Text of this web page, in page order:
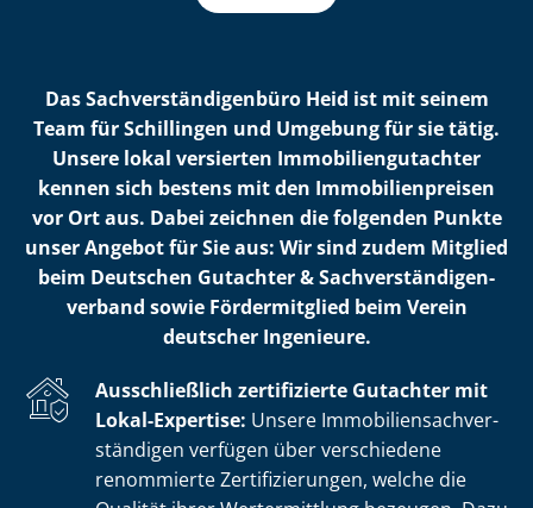
Das Sach­ver­stän­di­gen­bü­ro Heid ist mit seinem
Team für Schillingen und Umgebung für sie tätig.
Unsere lokal versierten Im­mo­bi­li­en­gut­ach­ter
kennen sich bestens mit den Im­mo­bi­li­en­prei­sen
vor Ort aus. Dabei zeichnen die folgenden Punkte
unser Angebot für Sie aus: Wir sind zudem Mitglied
beim Deutschen Gutachter & Sach­ver­stän­di­gen­
ver­band sowie Fördermitglied beim Verein
deutscher Ingenieure.
Ausschließlich zertifizierte Gutachter mit
Lokal-Expertise: Unsere Im­mo­bi­li­en­sach­ver­
stän­di­gen verfügen über verschiedene
renommierte Zer­ti­fi­zie­run­gen, welche die